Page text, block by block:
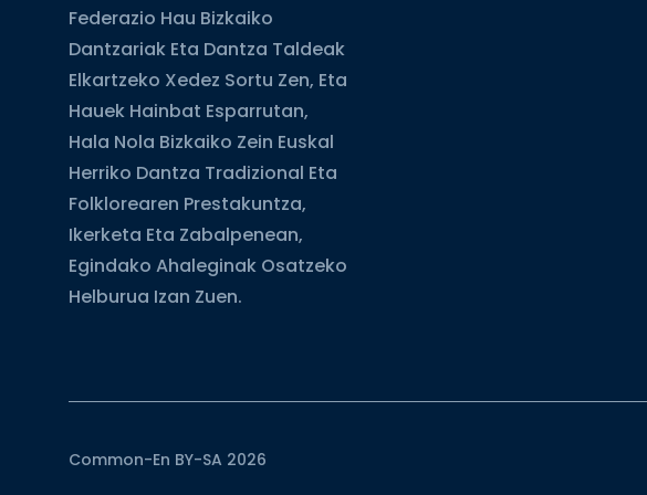
Federazio Hau Bizkaiko
Dantzariak Eta Dantza Taldeak
Elkartzeko Xedez Sortu Zen, Eta
Hauek Hainbat Esparrutan,
Hala Nola Bizkaiko Zein Euskal
Herriko Dantza Tradizional Eta
Folklorearen Prestakuntza,
Ikerketa Eta Zabalpenean,
Egindako Ahaleginak Osatzeko
Helburua Izan Zuen.
Common-En BY-SA 2026